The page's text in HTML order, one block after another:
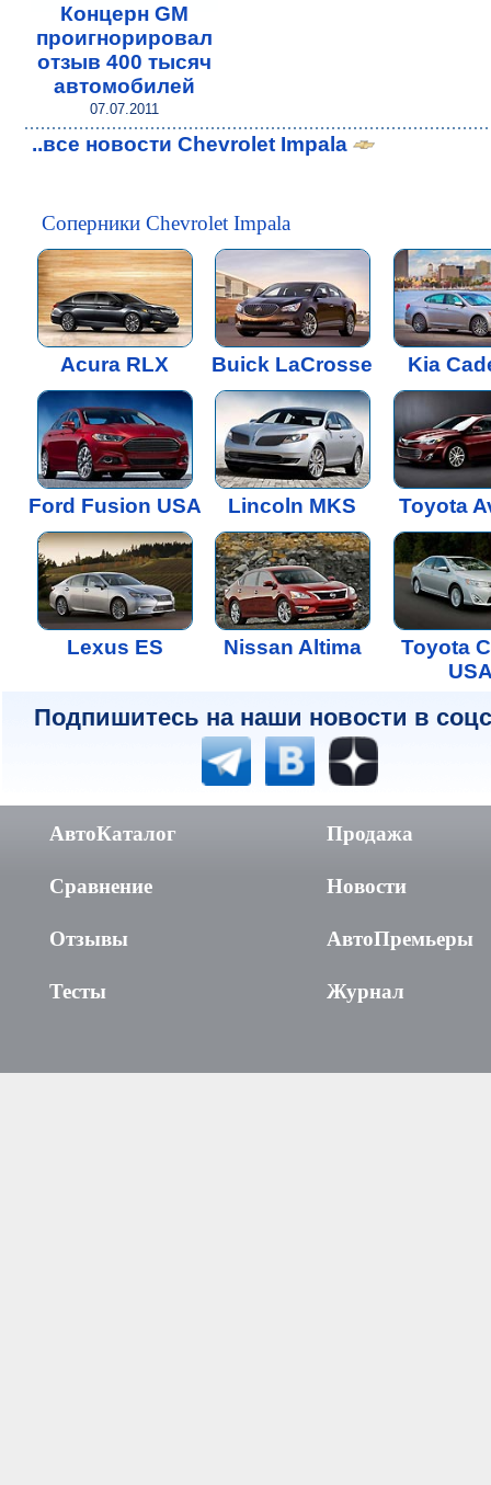
Концерн GM
проигнорировал
отзыв 400 тысяч
автомобилей
07.07.2011
..все новости Chevrolet Impala
Соперники Chevrolet Impala
Acura RLX Buick LaCrosse Kia
Ford Fusion USA Lincoln MKS Toyota
Lexus ES Nissan Altima
Toyota
Подпишитесь на наши новости в
АвтоКаталог
Сравнение
Отзывы
Тесты
Продажа
Новости
АвтоПремьеры
Журнал